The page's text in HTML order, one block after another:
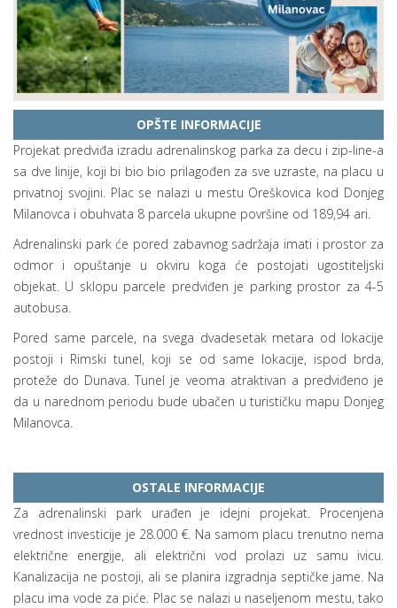
OPŠTE INFORMACIJE
Projekat predviđa izradu adrenalinskog parka za decu i zip-line-a
sa dve linije, koji bi bio bio prilagođen za sve uzraste, na placu u
privatnoj svojini. Plac se nalazi u mestu Oreškovica kod Donjeg
Milanovca i obuhvata 8 parcela ukupne površine od 189,94 ari.
Adrenalinski park će pored zabavnog sadržaja imati i prostor za
odmor i opuštanje u okviru koga će postojati ugostiteljski
objekat. U sklopu parcele predviđen je parking prostor za 4-5
autobusa.
Pored same parcele, na svega dvadesetak metara od lokacije
postoji i Rimski tunel, koji se od same lokacije, ispod brda,
proteže do Dunava. Tunel je veoma atraktivan a predviđeno je
da u narednom periodu bude ubačen u turističku mapu Donjeg
Milanovca.
OSTALE INFORMACIJE
Za adrenalinski park urađen je idejni projekat. Procenjena
vrednost investicije je 28.000 €. Na samom placu trenutno nema
električne energije, ali električni vod prolazi uz samu ivicu.
Kanalizacija ne postoji, ali se planira izgradnja septičke jame. Na
placu ima vode za piće. Plac se nalazi u naseljenom mestu, tako